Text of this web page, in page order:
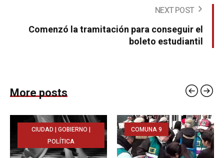
NEXT POST
Comenzó la tramitación para conseguir el
boleto estudiantil
More posts
CIUDAD | GOBIERNO |
POLÍTICA
COMUNA 9